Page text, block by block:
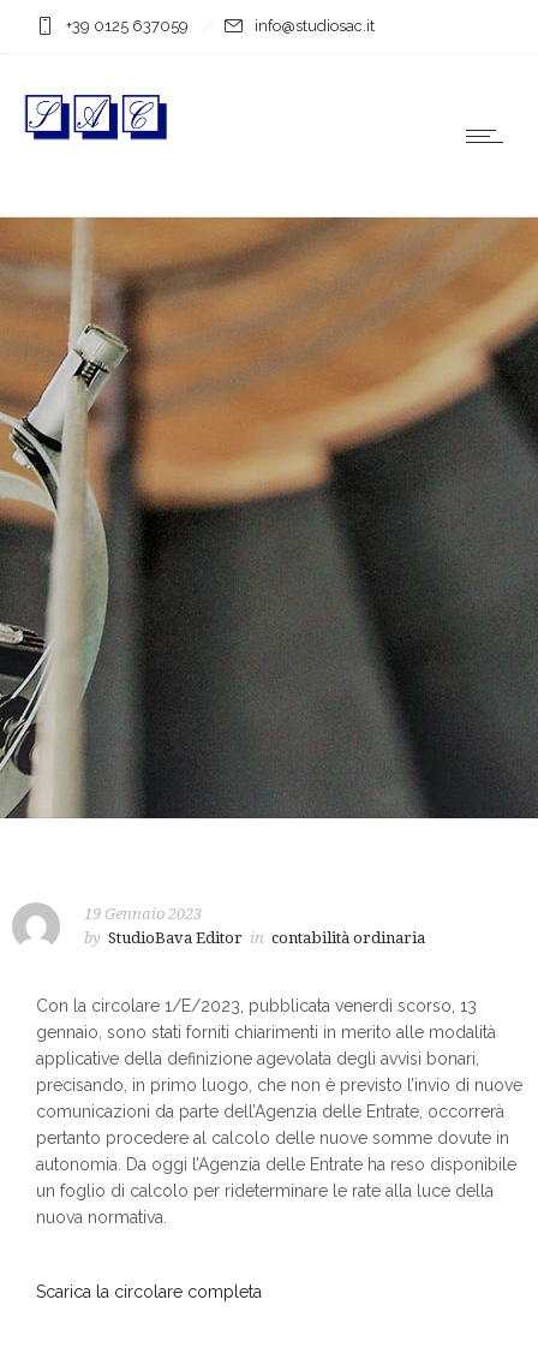
+39 0125 637059 info@studiosac.it
19 Gennaio 2023
by StudioBava Editor in contabilità ordinaria
Con la circolare 1/E/2023, pubblicata venerdì scorso, 13
gennaio, sono stati forniti chiarimenti in merito alle modalità
applicative della definizione agevolata degli avvisi bonari,
precisando, in primo luogo, che non è previsto l’invio di nuove
comunicazioni da parte dell’Agenzia delle Entrate, occorrerà
pertanto procedere al calcolo delle nuove somme dovute in
autonomia. Da oggi l’Agenzia delle Entrate ha reso disponibile
un foglio di calcolo per rideterminare le rate alla luce della
nuova normativa.
Scarica la circolare completa